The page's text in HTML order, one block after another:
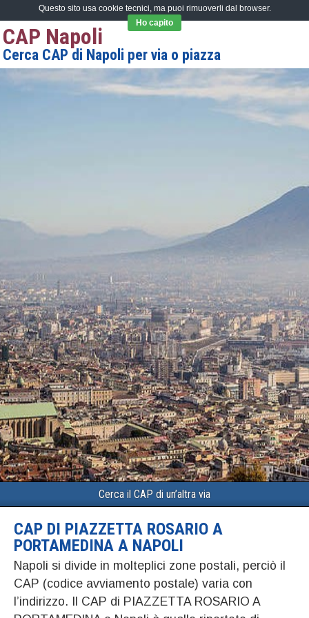
CAP Napoli
Cerca CAP di Napoli per via o piazza
Cerca il CAP di un’altra via
CAP DI PIAZZETTA ROSARIO A
PORTAMEDINA A NAPOLI
Napoli si divide in molteplici zone postali, perciò il
CAP (codice avviamento postale) varia con
l’indirizzo. Il CAP di PIAZZETTA ROSARIO A
Questo sito usa cookie tecnici, ma puoi rimuoverli dal browser.
Ho capito